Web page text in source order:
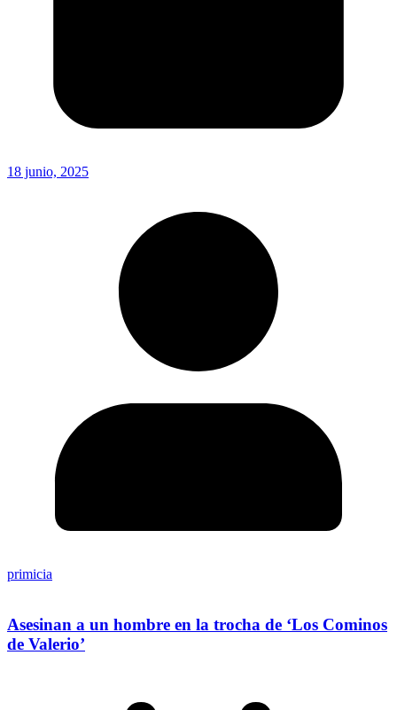
18 junio, 2025
primicia
Asesinan a un hombre en la trocha de ‘Los Cominos
de Valerio’